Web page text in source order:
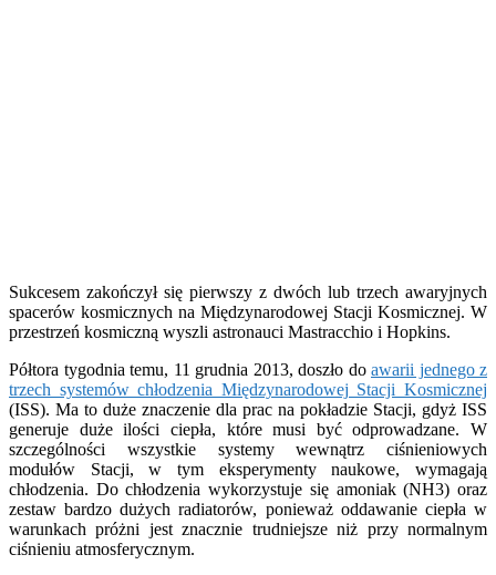
Sukcesem zakończył się pierwszy z dwóch lub trzech awaryjnych
spacerów kosmicznych na Międzynarodowej Stacji Kosmicznej. W
przestrzeń kosmiczną wyszli astronauci Mastracchio i Hopkins.
Półtora tygodnia temu, 11 grudnia 2013, doszło do awarii jednego z
trzech systemów chłodzenia Międzynarodowej Stacji Kosmicznej
(ISS). Ma to duże znaczenie dla prac na pokładzie Stacji, gdyż ISS
generuje duże ilości ciepła, które musi być odprowadzane. W
szczególności wszystkie systemy wewnątrz ciśnieniowych
modułów Stacji, w tym eksperymenty naukowe, wymagają
chłodzenia. Do chłodzenia wykorzystuje się amoniak (NH3) oraz
zestaw bardzo dużych radiatorów, ponieważ oddawanie ciepła w
warunkach próżni jest znacznie trudniejsze niż przy normalnym
ciśnieniu atmosferycznym.